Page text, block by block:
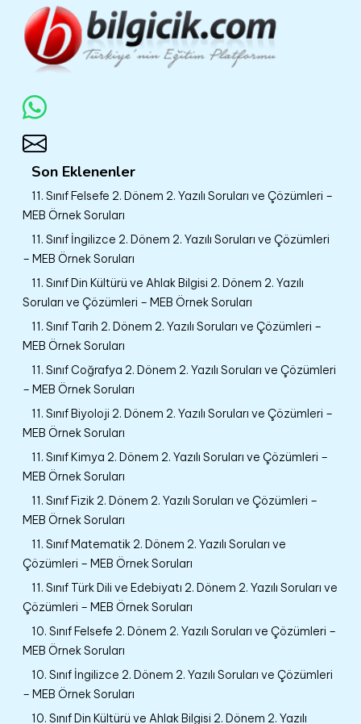
Son Eklenenler
11. Sınıf Felsefe 2. Dönem 2. Yazılı Soruları ve Çözümleri –
MEB Örnek Soruları
11. Sınıf İngilizce 2. Dönem 2. Yazılı Soruları ve Çözümleri
– MEB Örnek Soruları
11. Sınıf Din Kültürü ve Ahlak Bilgisi 2. Dönem 2. Yazılı
Soruları ve Çözümleri – MEB Örnek Soruları
11. Sınıf Tarih 2. Dönem 2. Yazılı Soruları ve Çözümleri –
MEB Örnek Soruları
11. Sınıf Coğrafya 2. Dönem 2. Yazılı Soruları ve Çözümleri
– MEB Örnek Soruları
11. Sınıf Biyoloji 2. Dönem 2. Yazılı Soruları ve Çözümleri –
MEB Örnek Soruları
11. Sınıf Kimya 2. Dönem 2. Yazılı Soruları ve Çözümleri –
MEB Örnek Soruları
11. Sınıf Fizik 2. Dönem 2. Yazılı Soruları ve Çözümleri –
MEB Örnek Soruları
11. Sınıf Matematik 2. Dönem 2. Yazılı Soruları ve
Çözümleri – MEB Örnek Soruları
11. Sınıf Türk Dili ve Edebiyatı 2. Dönem 2. Yazılı Soruları ve
Çözümleri – MEB Örnek Soruları
10. Sınıf Felsefe 2. Dönem 2. Yazılı Soruları ve Çözümleri –
MEB Örnek Soruları
10. Sınıf İngilizce 2. Dönem 2. Yazılı Soruları ve Çözümleri
– MEB Örnek Soruları
10. Sınıf Din Kültürü ve Ahlak Bilgisi 2. Dönem 2. Yazılı